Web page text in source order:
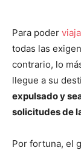
Para poder
todas las
contrario, lo
llegue a su
expulsado y
solicitudes de
Por fortuna, el